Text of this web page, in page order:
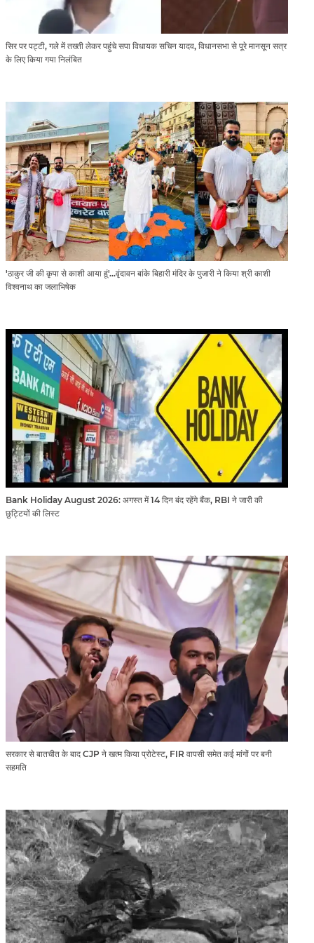
सिर पर पट्टी, गले में तख्ती लेकर पहुंचे सपा विधायक सचिन यादव, विधानसभा से पूरे मानसून सत्र
के लिए किया गया निलंबित
'ठाकुर जी की कृपा से काशी आया हूं'...वृंदावन बांके बिहारी मंदिर के पुजारी ने किया श्री काशी
विश्वनाथ का जलाभिषेक
Bank Holiday August 2026: अगस्त में 14 दिन बंद रहेंगे बैंक, RBI ने जारी की
छुट्टियों की लिस्ट​​​​​​​
सरकार से बातचीत के बाद CJP ने खत्म किया प्रोटेस्ट, FIR वापसी समेत कई मांगों पर बनी
सहमति